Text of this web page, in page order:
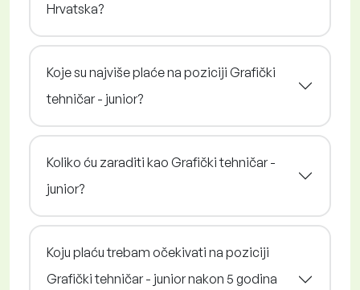
Hrvatska?
Koje su najviše plaće na poziciji Grafički
tehničar - junior?
Koliko ću zaraditi kao Grafički tehničar -
junior?
Koju plaću trebam očekivati na poziciji
Grafički tehničar - junior nakon 5 godina